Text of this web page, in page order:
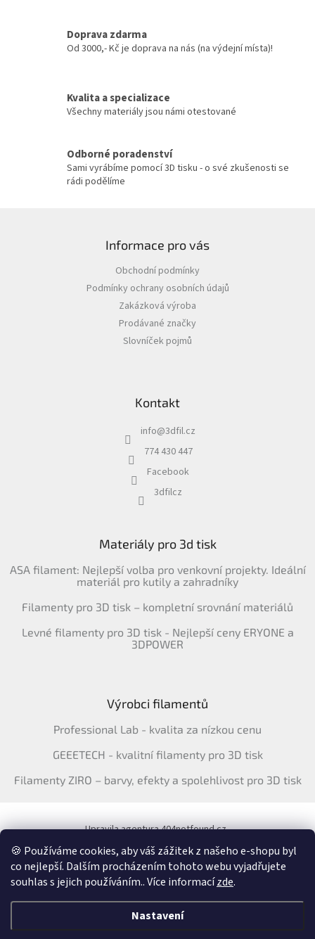
🍪 Používáme cookies, aby váš zážitek z našeho e-shopu byl
co nejlepší. Dalším procházením tohoto webu vyjadřujete
souhlas s jejich používáním.. Více informacízde.
Nastavení
í
k
y
p
i
Doprava zdarma
Od 3000,- Kč je doprava na nás (na výdejní místa)!
Kvalita a specializace
Všechny materiály jsou námi otestované
Odborné poradenství
Sami vyrábíme pomocí 3D tisku - o své zkušenosti se
rádi podělíme
Informace pro vás
Obchodní podmínky
Podmínky ochrany osobních údajů
Zakázková výroba
Prodávané značky
Slovníček pojmů
Kontakt
info@3dfil.cz
774 430 447
Facebook
3dfilcz
Materiály pro 3d tisk
ASA filament: Nejlepší volba pro venkovní projekty. Ideální
materiál pro kutily a zahradníky
Filamenty pro 3D tisk – kompletní srovnání materiálů
Levné filamenty pro 3D tisk - Nejlepší ceny ERYONE a
3DPOWER
Výrobci filamentů
Professional Lab - kvalita za nízkou cenu
GEEETECH - kvalitní filamenty pro 3D tisk
Filamenty ZIRO – barvy, efekty a spolehlivost pro 3D tisk
Upravila agentura 404notfound.cz
Katalog filamentů ERYONE pro ČR
Vytvořil Shoptet &